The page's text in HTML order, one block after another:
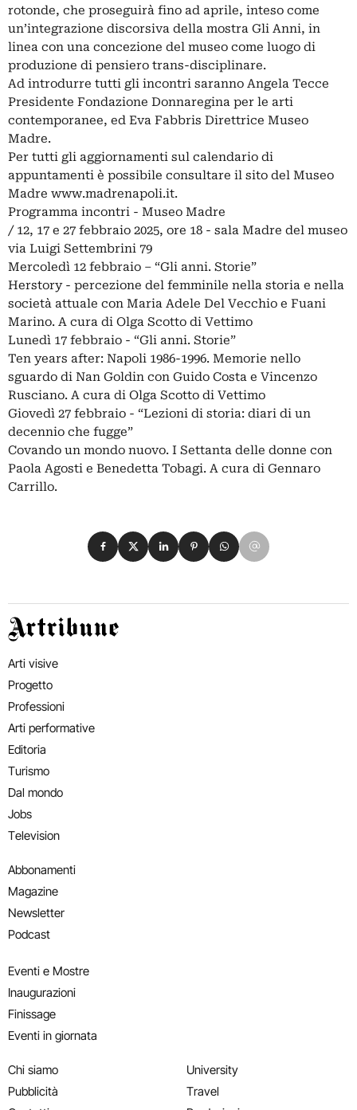
rotonde, che proseguirà fino ad aprile, inteso come
un’integrazione discorsiva della mostra Gli Anni, in
linea con una concezione del museo come luogo di
produzione di pensiero trans-disciplinare.
Ad introdurre tutti gli incontri saranno Angela Tecce
Presidente Fondazione Donnaregina per le arti
contemporanee, ed Eva Fabbris Direttrice Museo
Madre.
Per tutti gli aggiornamenti sul calendario di
appuntamenti è possibile consultare il sito del Museo
Madre www.madrenapoli.it.
Programma incontri - Museo Madre
/ 12, 17 e 27 febbraio 2025, ore 18 - sala Madre del museo
via Luigi Settembrini 79
Mercoledì 12 febbraio – “Gli anni. Storie”
Herstory - percezione del femminile nella storia e nella
società attuale con Maria Adele Del Vecchio e Fuani
Marino. A cura di Olga Scotto di Vettimo
Lunedì 17 febbraio - “Gli anni. Storie”
Ten years after: Napoli 1986-1996. Memorie nello
sguardo di Nan Goldin con Guido Costa e Vincenzo
Rusciano. A cura di Olga Scotto di Vettimo
Giovedì 27 febbraio - “Lezioni di storia: diari di un
decennio che fugge”
Covando un mondo nuovo. I Settanta delle donne con
Paola Agosti e Benedetta Tobagi. A cura di Gennaro
Carrillo.
Condividi su Facebook
Condividi su X
Condividi su LinkedIn
Condividi su Pinterest
Condividi su WhatsApp
Condividi su Email
Artribune
Arti visive
Progetto
Professioni
Arti performative
Editoria
Turismo
Dal mondo
Jobs
Television
Abbonamenti
Magazine
Newsletter
Podcast
Eventi e Mostre
Inaugurazioni
Finissage
Eventi in giornata
Chi siamo
Pubblicità
University
Travel